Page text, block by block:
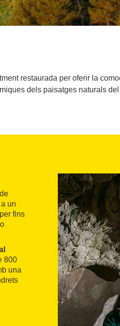
restaurada per oferir la
dels paisatges naturals
un
fins
800
una